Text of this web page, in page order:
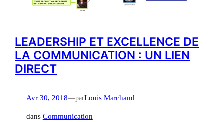
LEADERSHIP ET EXCELLENCE DE
LA COMMUNICATION : UN LIEN
DIRECT
Avr 30, 2018—parLouis Marchand
dans Communication